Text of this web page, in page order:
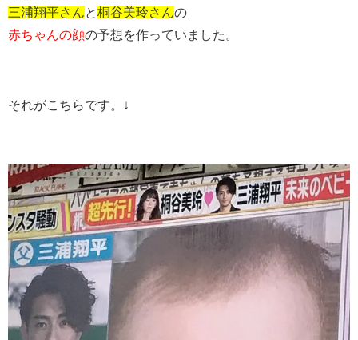
三浦翔平さんと桐谷美玲さんの
赤ちゃんの顔の予想を作っていました。
それがこちらです。↓